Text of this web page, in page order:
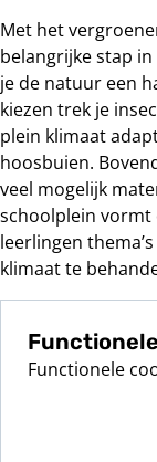
een
andere
Met het
belangrijke stap
je de natuur een
kiezen trek je
plein klimaat
hoosbuien.
veel mogelijk
schoolplein vormt
leerlingen
klimaat te
Functionele